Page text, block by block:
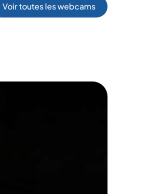
Voir toutes les webcams